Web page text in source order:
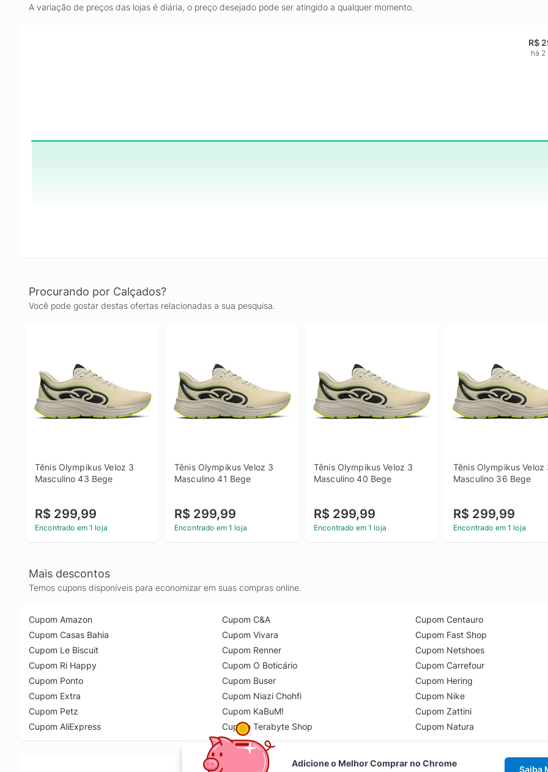
A variação de preços das lojas é diária, o preço desejado pode ser atingido a qualquer momento.
R$
há 2
Procurando por Calçados?
Você pode gostar destas ofertas relacionadas a sua pesquisa.
Tênis Olympikus Veloz 3
Masculino 43 Bege
R$ 299,99
Encontrado em 1 loja
Tênis Olympikus Veloz 3
Masculino 41 Bege
R$ 299,99
Encontrado em 1 loja
Tênis Olympikus Veloz 3
Masculino 40 Bege
R$ 299,99
Encontrado em 1 loja
Tênis Olympikus Veloz
Masculino 36 Bege
R$ 299,99
Encontrado em 1 loja
Mais descontos
Temos cupons disponíveis para economizar em suas compras online.
Cupom Amazon
Cupom Casas Bahia
Cupom Le Biscuit
Cupom Ri Happy
Cupom Ponto
Cupom Extra
Cupom Petz
Cupom AliExpress
Cupom C&A
Cupom Vivara
Cupom Renner
Cupom O Boticário
Cupom Buser
Cupom Niazi Chohfi
Cupom KaBuM!
Cupom Terabyte Shop
Cupom Centauro
Cupom Fast Shop
Cupom Netshoes
Cupom Carrefour
Cupom Hering
Cupom Nike
Cupom Zattini
Cupom Natura
Adicione o Melhor Comprar no Chrome
Saiba